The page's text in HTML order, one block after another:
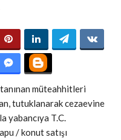
müteahhitleri
tutuklanarak cezaevine
T.C.
/ konut satışı